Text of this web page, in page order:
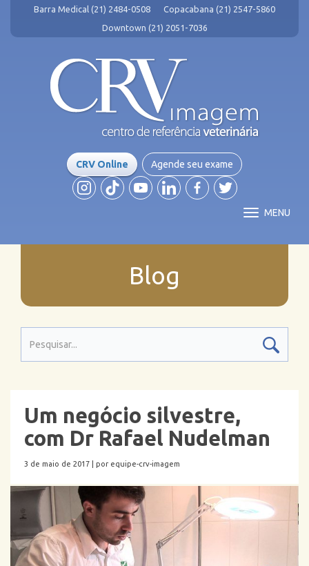
Barra Medical (21) 2484-0508
Copacabana (21) 2547-5860
Downtown (21) 2051-7036
CRV Online Agende seu exame
MENU
Blog
Um negócio silvestre,
com Dr Rafael Nudelman
3 de maio de 2017 | por equipe-crv-imagem